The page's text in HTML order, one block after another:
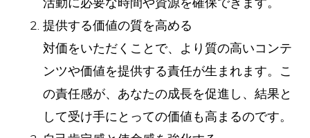
提供する価値の質を高める
対価をいただくことで、より質の高いコンテ
ンツや価値を提供する責任が生まれます。こ
の責任感が、あなたの成長を促進し、結果と
して受け手にとっての価値も高まるのです。